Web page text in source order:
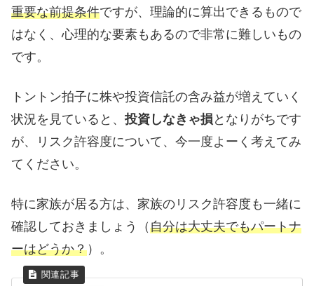
重要な前提条件ですが、理論的に算出できるもので
はなく、心理的な要素もあるので非常に難しいもの
です。
トントン拍子に株や投資信託の含み益が増えていく
状況を見ていると、投資しなきゃ損 となりがちです
が、リスク許容度について、今一度よーく考えてみ
てください。
特に家族が居る方は、家族のリスク許容度も一緒に
確認しておきましょう（自分は大丈夫でもパートナ
ーはどうか？）。